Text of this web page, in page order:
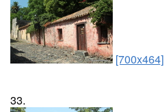
[700x464]
33.